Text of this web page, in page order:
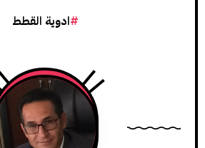
ادوية القطط